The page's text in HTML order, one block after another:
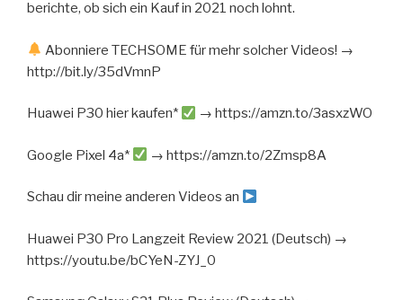
berichte, ob sich ein Kauf in 2021 noch lohnt.
Abonniere TECHSOME für mehr solcher Videos! →
http://bit.ly/35dVmnP
Huawei P30 hier kaufen* → https://amzn.to/3asxzWO
Google Pixel 4a* → https://amzn.to/2Zmsp8A
Schau dir meine anderen Videos an
Huawei P30 Pro Langzeit Review 2021 (Deutsch) →
https://youtu.be/bCYeN-ZYJ_0